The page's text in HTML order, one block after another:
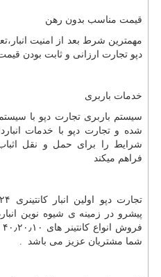
قیمت مناسب بدون رهن
مهمترین شرط بعد از امنیت
دپو تجارت ارزانی و ثابت بودن
خدمات باربری
سیستم باربری تجارت دپو با
شرایط را برای حمل و نقل
فراهم میکند
پیشرو در زمینه ی شیوه نوین
شما مشتریان عزیز می باشد .